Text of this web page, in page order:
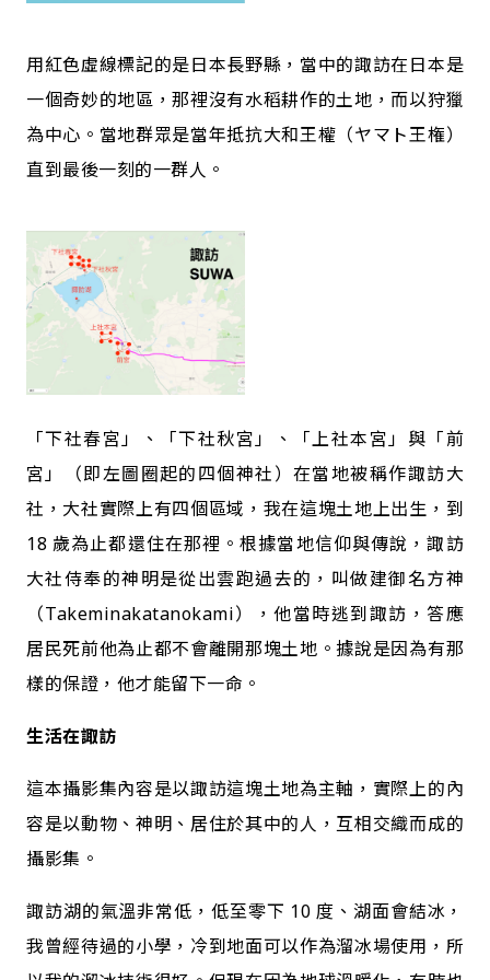
用紅色虛線標記的是日本長野縣，當中的諏訪在日本是
一個奇妙的地區，那裡沒有水稻耕作的土地，而以狩獵
為中心。當地群眾是當年抵抗大和王權（ヤマト王権）
直到最後一刻的一群人。
「下社春宮」、「下社秋宮」、「上社本宮」與「前
宮」（即左圖圈起的四個神社）在當地被稱作諏訪大
社，大社實際上有四個區域，我在這塊土地上出生，到
18 歲為止都還住在那裡。根據當地信仰與傳說，諏訪
大社侍奉的神明是從出雲跑過去的，叫做建御名方神
（Takeminakatanokami），他當時逃到諏訪，答應
居民死前他為止都不會離開那塊土地。據說是因為有那
樣的保證，他才能留下一命。
生活在諏訪
這本攝影集內容是以諏訪這塊土地為主軸，實際上的內
容是以動物、神明、居住於其中的人，互相交織而成的
攝影集。
諏訪湖的氣溫非常低，低至零下 10 度、湖面會結冰，
我曾經待過的小學，冷到地面可以作為溜冰場使用，所